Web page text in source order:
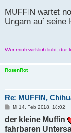
MUFFIN wartet
Ungarn auf seine
Wer mich wirklich liebt, der
RosenRot
Re: MUFFIN,
B
i
t
r
Mi 14. Feb 2018, 18:02
der kleine Muffin
fahrbaren